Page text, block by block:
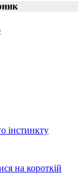
інстинкту
на короткій